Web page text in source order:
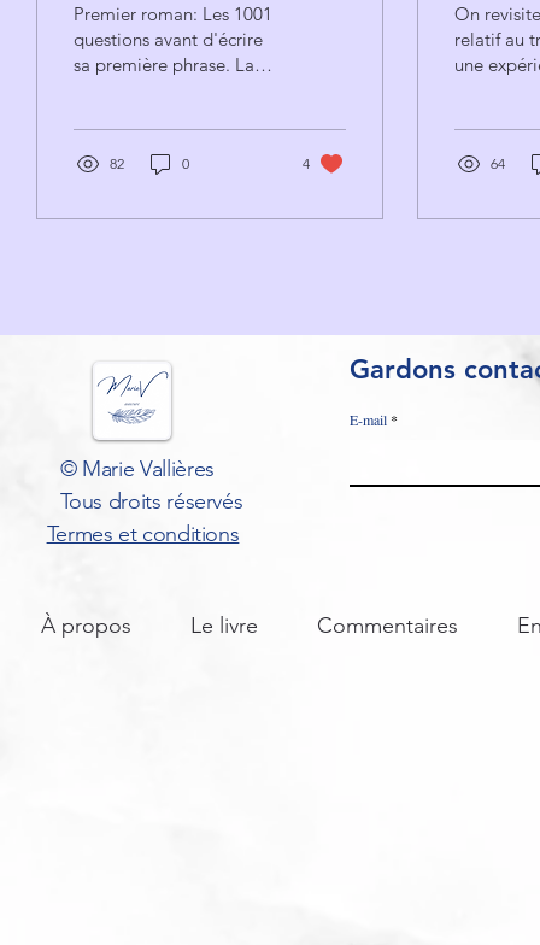
Premier roman: Les 1001
questions avant d'écrire
sa première phrase. La
82 0 4
On
relatif au
une
64
© Marie Vallières
Tous droits réservés
Termes et conditions
Gardons
E-mail
À propos Le livre Commentaires